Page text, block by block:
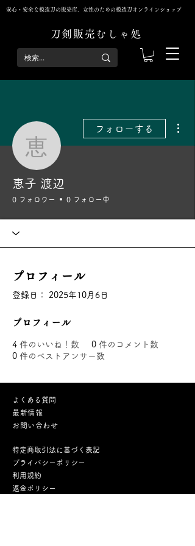
刀剣販売むしゃ処
安心・安全な模造刀の販売店、女性のための模造刀オンラインショップ
恵子 渡辺
フォローする
恵子 渡辺
0 フォロワー 0 フォロー中
プロフィール
登録日： 2025年10月6日
プロフィール
4 件のいいね！数 0 件のコメント数
0 件のベストアンサー数
よくある質問
最新情報
お問い合わせ
特定商取引法に基づく表記
プライバシーポリシー
利用規約
返金ポリシー